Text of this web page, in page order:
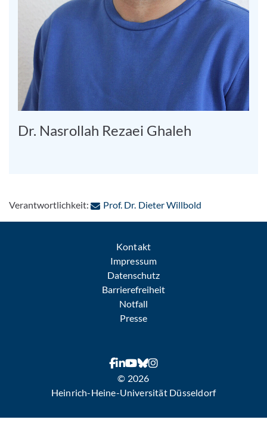
Dr. Nasrollah Rezaei Ghaleh
Verantwortlichkeit: Prof. Dr. Dieter Willbold: Per E-Mail
Kontakt
Impressum
Datenschutz
Barrierefreiheit
Notfall
Presse
© 2026
Heinrich-Heine-Universität Düsseldorf